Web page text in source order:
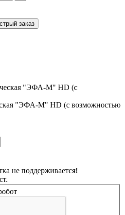
заказ
"ЭФА-М" HD (с возможностью
не поддерживается!